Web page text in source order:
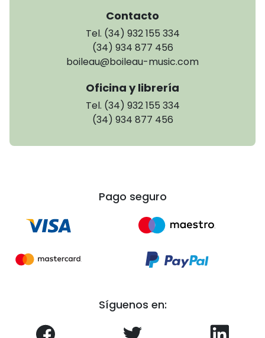
Contacto
Tel. (34) 932 155 334
(34) 934 877 456
boileau@boileau-music.com
Oficina y librería
Tel. (34) 932 155 334
(34) 934 877 456
Pago seguro
Síguenos en: